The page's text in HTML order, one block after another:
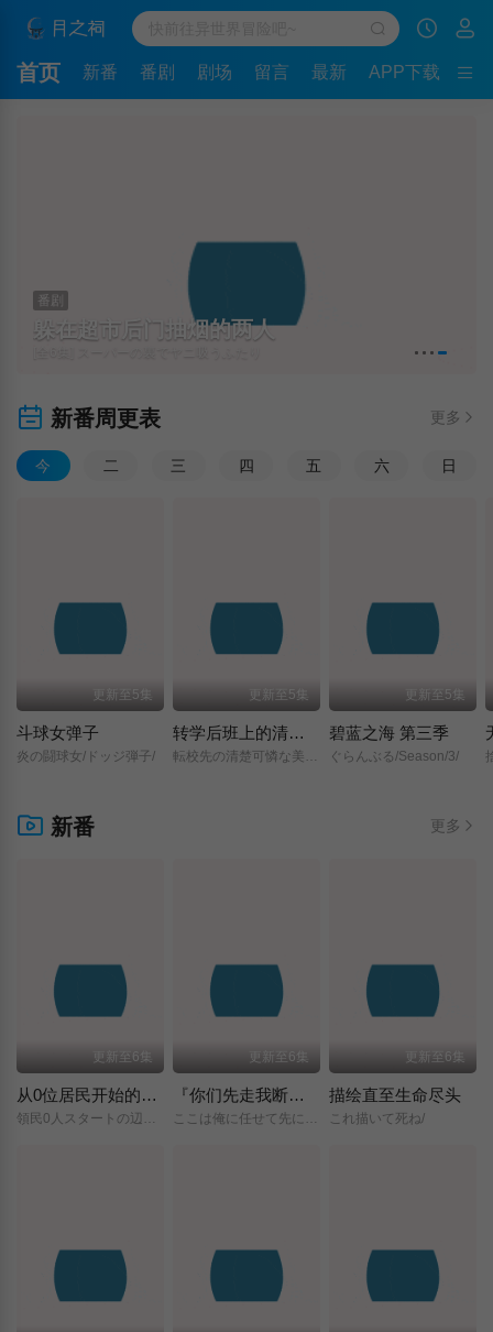
首页 新番 番剧 剧场 留言 最新 APP下载
番剧
躲在超市后门抽烟的两人
新番周更表 更多
今 二 三 四 五 六 日
更新至5集
斗球女弹子
炎の闘球女/ドッジ弾子/
更新至5集
转学后班上的清纯可爱美少女，竟是小时候玩在一起的哥儿们
転校先の清楚可憐な美少女が、昔男子と思って一緒に遊んだ幼馴染だった件/
更新至5集
碧蓝之海 第三季
ぐらんぶる/Season/3/
新番 更多
更新至6集
从0位居民开始的边境领主大人
更新至6集
『你们先走我断后』，于是10年后我成为了传说
更新至6集
描绘直至生命尽头
これ描いて死ね/